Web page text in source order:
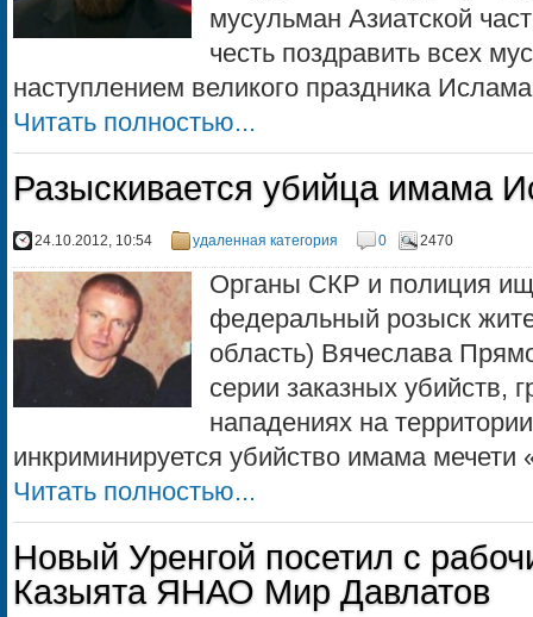
мусульман Азиатской
честь поздравить всех
наступлением великого праздника
Читать полностью...
Разыскивается убийца имама
24.10.2012, 10:54 удаленная категория 0 2470
Органы СКР и полиция
федеральный розыск
область) Вячеслава
серии заказных убийств,
нападениях на
инкриминируется убийство имама
Читать полностью...
Новый Уренгой посетил с
Казыята ЯНАО Мир Давлатов